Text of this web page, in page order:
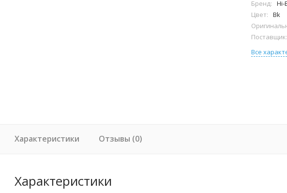
Бренд:
Hi-
Цвет:
Bk
Поставщик:
Все
Характеристики Отзывы (0)
Характеристики